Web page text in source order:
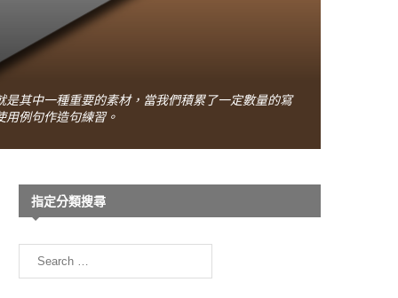
其中一種重要的素材，當我們積累了一定數量的寫
例句作造句練習。
指定分類搜尋